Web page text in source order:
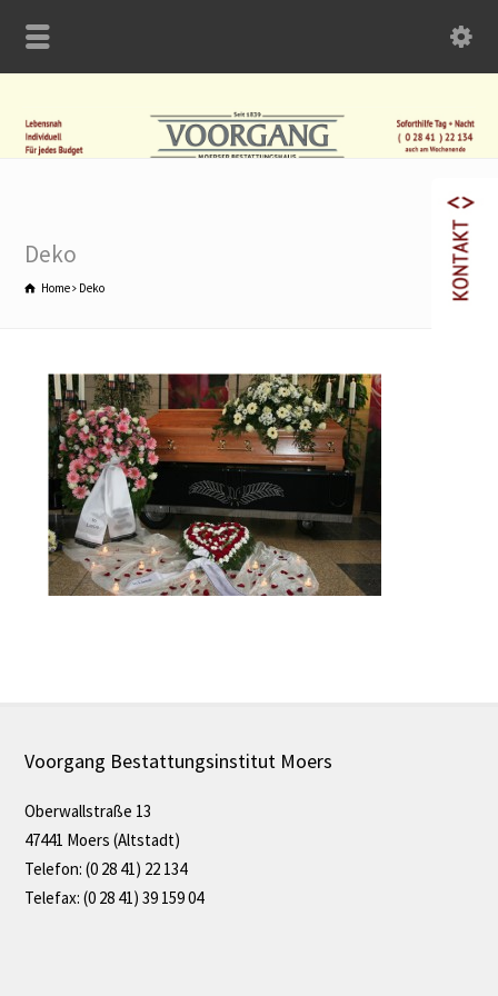
Deko
Home Deko
Voorgang Bestattungsinstitut Moers
Oberwallstraße 13
47441 Moers (Altstadt)
Telefon: (0 28 41) 22 134
Telefax: (0 28 41) 39 159 04